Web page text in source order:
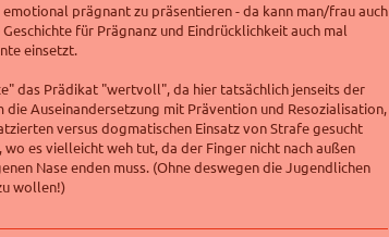
prägnant zu präsentieren - da kann man/frau auch
für Prägnanz und Eindrücklichkeit auch mal
einsetzt.
das Prädikat "wertvoll", da hier tatsächlich jenseits der
die Auseinandersetzung mit Prävention und Resozialisation,
versus dogmatischen Einsatz von Strafe gesucht
es vielleicht weh tut, da der Finger nicht nach außen
Nase enden muss. (Ohne deswegen die Jugendlichen
wollen!)